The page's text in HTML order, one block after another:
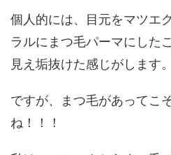
個人的には、目元をマツエ
ラルにまつ毛パーマにした
見え垢抜けた感じがします。
ですが、まつ毛があってこ
ね！！！